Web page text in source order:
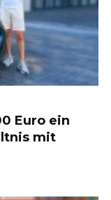
Euro ein
mit